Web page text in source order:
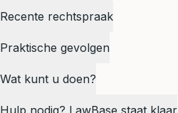
Recente rechtspraak
Praktische gevolgen
Wat kunt u doen?
Hulp nodig? LawBase staat klaar